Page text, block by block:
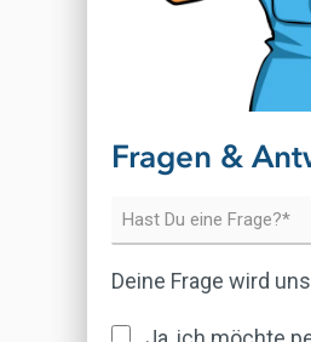
Fragen &
Deine Frage wird